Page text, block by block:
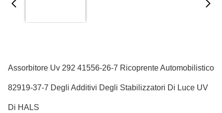
Assorbitore Uv 292 41556-26-7 Ricoprente Automobilistico
82919-37-7 Degli Additivi Degli Stabilizzatori Di Luce UV
Di HALS